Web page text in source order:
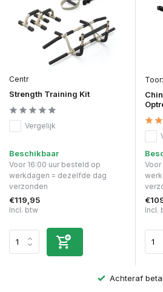
Centr
Strength Training Kit
Vergelijk
Beschikbaar
Voor 16:00 uur besteld op
werkdagen = dezelfde dag
verzonden
€119,95
Incl. btw Incl.
Achteraf